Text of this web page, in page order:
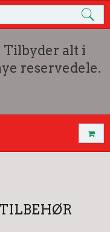
Tilbyder alt i
reservedele.